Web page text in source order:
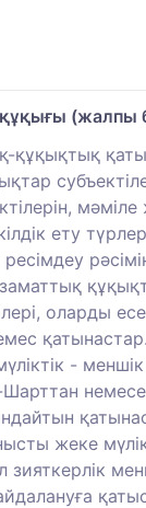
(жалпы
құқықтық
ету
оларды
-
Шарттан
жеке
зияткерлік